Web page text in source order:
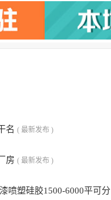
名 ( 最新发布 )
房 ( 最新发布 )
喷塑硅胶1500-6000平可分